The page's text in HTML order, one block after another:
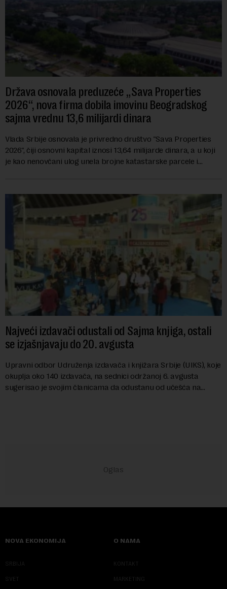
Država osnovala preduzeće „Sava Properties
2026“, nova firma dobila imovinu Beogradskog
sajma vrednu 13,6 milijardi dinara
Vlada Srbije osnovala je privredno društvo "Sava Properties
2026", čiji osnovni kapital iznosi 13,64 milijarde dinara, a u koji
je kao nenovčani ulog unela brojne katastarske parcele i
Najveći izdavači odustali od Sajma knjiga, ostali
se izjašnjavaju do 20. avgusta
Upravni odbor Udruženja izdavača i knjižara Srbije (UIKS), koje
okuplja oko 140 izdavača, na sednici održanoj 6. avgusta
sugerisao je svojim članicama da odustanu od učešća na
NOVA EKONOMIJA
SRBIJA
SVET
O NAMA
KONTAKT
MARKETING